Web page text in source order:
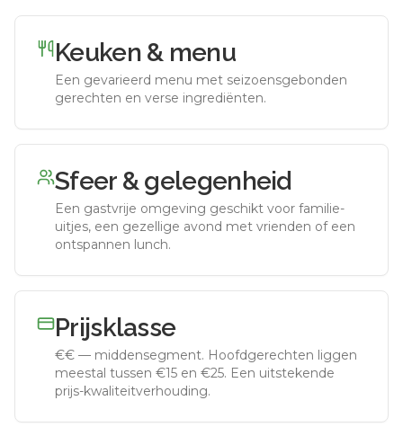
Keuken & menu
Een gevarieerd menu met seizoensgebonden
gerechten en verse ingrediënten.
Sfeer & gelegenheid
Een gastvrije omgeving geschikt voor familie-
uitjes, een gezellige avond met vrienden of een
ontspannen lunch.
Prijsklasse
€€ — middensegment. Hoofdgerechten liggen
meestal tussen €15 en €25. Een uitstekende
prijs-kwaliteitverhouding.